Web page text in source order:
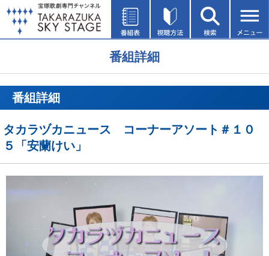
番組詳細
番組詳細
タカラヅカニュース コーナーアソート＃１０
５「安蘭けい」